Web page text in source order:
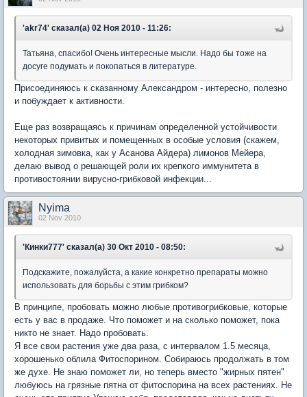
'akr74' сказал(а) 02 Ноя 2010 - 11:26:
Татьяна, спасибо! Очень интересные мысли. Надо бы тоже на
досуге подумать и покопаться в литературе.
Присоединяюсь к сказанному Александром - интересно, полезно
и побуждает к активности.
Еще раз возвращаясь к причинам определенной устойчивости
некоторых привитых и помещенных в особые условия (скажем,
холодная зимовка, как у Асанова Айдера) лимонов Мейера,
делаю вывод о решающей роли их крепкого иммунитета в
противостоянии вирусно-грибковой инфекции...
Nyima
02 Nov 2010
'Кинки777' сказал(а) 30 Окт 2010 - 08:50:
Подскажите, пожалуйста, а какие конкретно препараты можно
использовать для борьбы с этим грибком?
В принципе, пробовать можно любые противогрибковые, которые
есть у вас в продаже. Что поможет и на сколько поможет, пока
никто не знает. Надо пробовать.
Я все свои растения уже два раза, с интервалом 1.5 месяца,
хорошенько облила Фитоспорином. Собираюсь продолжать в том
же духе. Не знаю поможет ли, но теперь вместо "жирных пятен"
любуюсь на грязные пятна от фитоспорина на всех растениях. Не